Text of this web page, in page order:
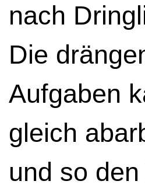
nach
Die
Aufgaben
gleich
und so